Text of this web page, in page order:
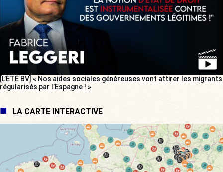
[L’ÉTÉ BV] « Nos aides sociales généreuses vont attirer les migrants
régularisés par l’Espagne ! »
LA CARTE INTERACTIVE